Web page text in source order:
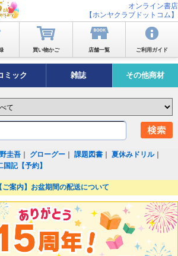
オンライン書店
【ホンヤクラブドットコム】
買い物かご 店舗一覧 ご利用ガイド
ミック 雑誌 その他商材
圭吾 グローグー ｜課題図書 ｜夏休みドリル｜
国記【予約】
ご案内】お盆期間の配送について